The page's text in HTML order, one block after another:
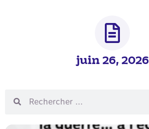
juin 26, 2026